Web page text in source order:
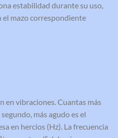
estabilidad durante su uso,
el mazo correspondiente
en vibraciones. Cuantas más
más agudo es el
en hercios (Hz). La frecuencia